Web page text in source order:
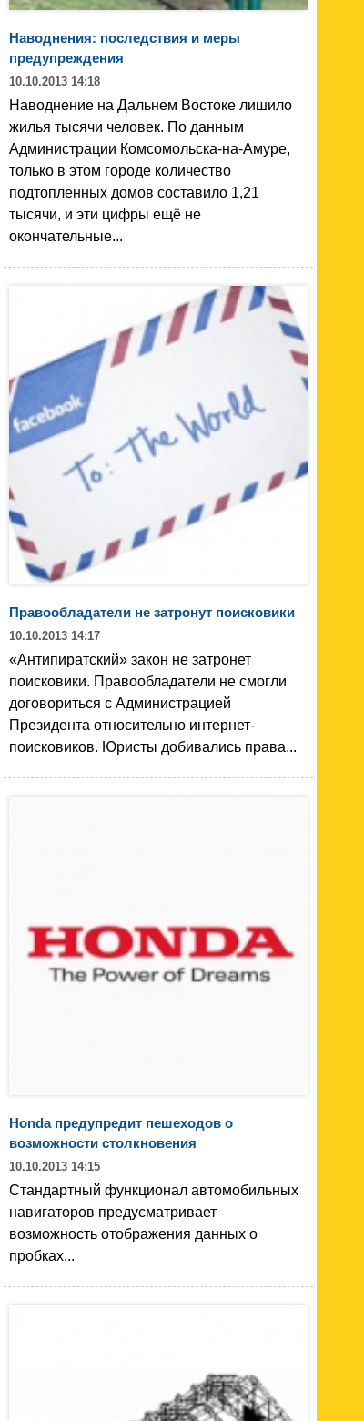
Наводнения: последствия и меры
предупреждения
10.10.2013 14:18
Наводнение на Дальнем Востоке лишило
жилья тысячи человек. По данным
Администрации Комсомольска-на-Амуре,
только в этом городе количество
подтопленных домов составило 1,21
тысячи, и эти цифры ещё не
окончательные...
Правообладатели не затронут поисковики
10.10.2013 14:17
«Антипиратский» закон не затронет
поисковики. Правообладатели не смогли
договориться с Администрацией
Президента относительно интернет-
поисковиков. Юристы добивались права...
Honda предупредит пешеходов о
возможности столкновения
10.10.2013 14:15
Стандартный функционал автомобильных
навигаторов предусматривает
возможность отображения данных о
пробках...